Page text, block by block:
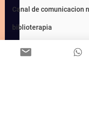
Canal de comunicacion
biblioterapia